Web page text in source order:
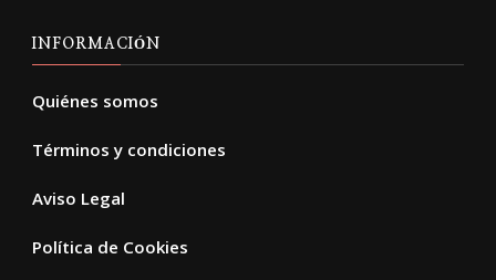
INFORMACIÓN
Quiénes somos
Términos y condiciones
Aviso Legal
Política de Cookies